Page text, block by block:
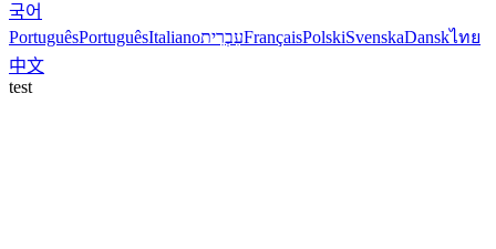
국어
PortuguêsPortuguêsItalianoעִבְרִיתFrançaisPolskiSvenskaDanskไทย
中文
test